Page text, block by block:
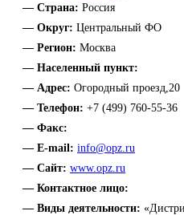
— Страна: Россия
— Округ: Центральный ФО
— Регион: Москва
— Населенный пункт:
— Адрес: Огородный проезд,20
— Телефон: +7 (499) 760-55-36
— Факс:
— E-mail: info@opz.ru
— Сайт: www.opz.ru
— Контактное лицо:
— Виды деятельности: